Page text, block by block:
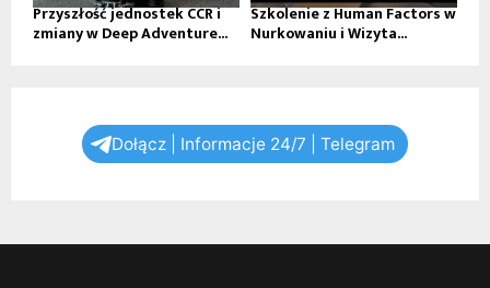
Przyszłość jednostek CCR i
zmiany w Deep Adventure...
Szkolenie z Human Factors w
Nurkowaniu i Wizyta...
Dołącz | Informacje 24/7 | Telegram